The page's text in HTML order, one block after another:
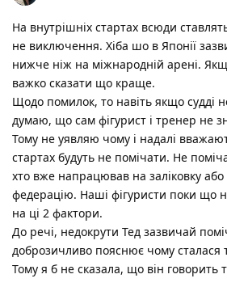
На внутрішніх стартах всюди
не виключення. Хіба шо в Японії
нижче ніж на міжнародній арені.
важко сказати що краще.
Щодо помилок, то навіть якщо судді
думаю, що сам фігурист і тренер не
Тому не уявляю чому і надалі
стартах будуть не помічати. Не
хто вже напрацював на заліковку
федерацію. Наші фігуристи поки що
на ці 2 фактори.
До речі, недокрути Тед зазвичай
доброзичливо пояснює чому сталася
Тому я б не сказала, що він говорить